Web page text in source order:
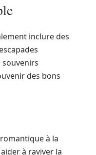
inclure des
des bons
à la
à raviver la